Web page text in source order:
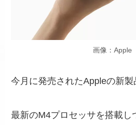
画像：Apple
今月に発売されたAppleの新製
最新のM4プロセッサを搭載し